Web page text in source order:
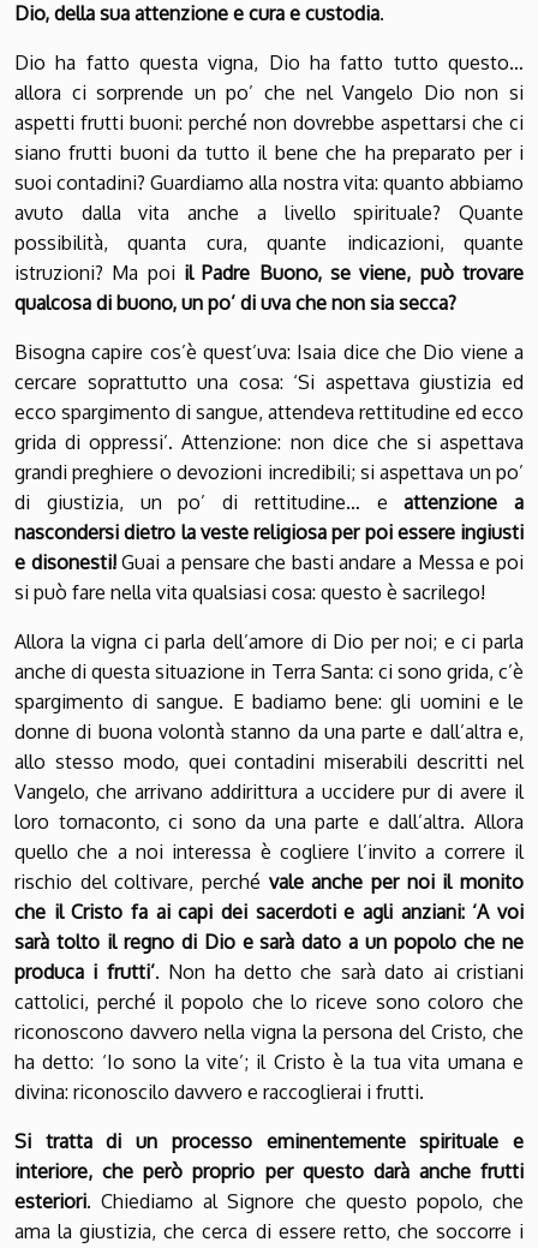
Dio, della sua attenzione e cura e custodia.
Dio ha fatto questa vigna, Dio ha fatto tutto questo…
allora ci sorprende un po’ che nel Vangelo Dio non si
aspetti frutti buoni: perché non dovrebbe aspettarsi che ci
siano frutti buoni da tutto il bene che ha preparato per i
suoi contadini? Guardiamo alla nostra vita: quanto abbiamo
avuto dalla vita anche a livello spirituale? Quante
possibilità, quanta cura, quante indicazioni, quante
istruzioni? Ma poi il Padre Buono, se viene, può trovare
qualcosa di buono, un po’ di uva che non sia secca?
Bisogna capire cos’è quest’uva: Isaia dice che Dio viene a
cercare soprattutto una cosa: ‘Si aspettava giustizia ed
ecco spargimento di sangue, attendeva rettitudine ed ecco
grida di oppressi’. Attenzione: non dice che si aspettava
grandi preghiere o devozioni incredibili; si aspettava un po’
di giustizia, un po’ di rettitudine… eattenzione a
nascondersi dietro la veste religiosa per poi essere ingiusti
e disonesti!Guai a pensare che basti andare a Messa e poi
si può fare nella vita qualsiasi cosa: questo è sacrilego!
Allora la vigna ci parla dell’amore di Dio per noi; e ci parla
anche di questa situazione in Terra Santa: ci sono grida, c’è
spargimento di sangue. E badiamo bene: gli uomini e le
donne di buona volontà stanno da una parte e dall’altra e,
allo stesso modo, quei contadini miserabili descritti nel
Vangelo, che arrivano addirittura a uccidere pur di avere il
loro tornaconto, ci sono da una parte e dall’altra. Allora
quello che a noi interessa è cogliere l’invito a correre il
rischio del coltivare, perché vale anche per noi il monito
che il Cristo fa ai capi dei sacerdoti e agli anziani: ‘A voi
sarà tolto il regno di Dio e sarà dato a un popolo che ne
produca i frutti’. Non ha detto che sarà dato ai cristiani
cattolici, perché il popolo che lo riceve sono coloro che
riconoscono davvero nella vigna la persona del Cristo, che
ha detto: ‘Io sono la vite’; il Cristo è la tua vita umana e
divina: riconoscilo davvero e raccoglierai i frutti.
Si tratta di un processo eminentemente spirituale e
interiore, che però proprio per questo darà anche frutti
esteriori. Chiediamo al Signore che questo popolo, che
ama la giustizia, che cerca di essere retto, che soccorre i